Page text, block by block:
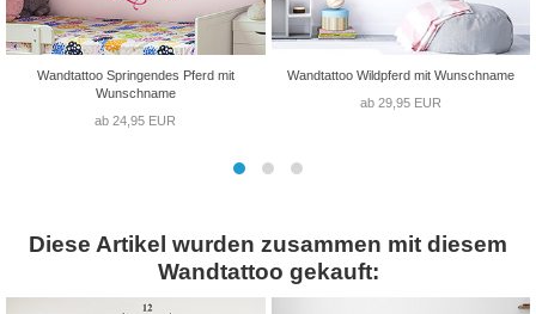
Wandtattoo Springendes Pferd mit
Wunschname
ab 24,95 EUR
Wandtattoo Wildpferd mit Wunschname
ab 29,95 EUR
Diese Artikel wurden zusammen mit diesem
Wandtattoo gekauft: